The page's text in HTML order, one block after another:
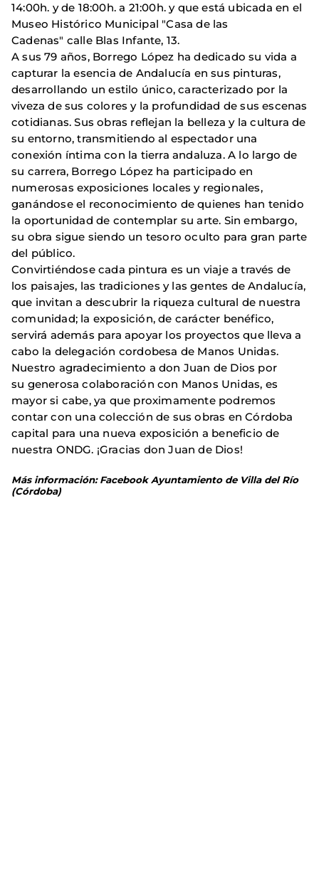
14:00h. y de 18:00h. a 21:00h. y que está ubicada en el
Museo Histórico Municipal "Casa de las
Cadenas" calle Blas Infante, 13.
A sus 79 años, Borrego López ha dedicado su vida a
capturar la esencia de Andalucía en sus pinturas,
desarrollando un estilo único, caracterizado por la
viveza de sus colores y la profundidad de sus escenas
cotidianas. Sus obras reflejan la belleza y la cultura de
su entorno, transmitiendo al espectador una
conexión íntima con la tierra andaluza. A lo largo de
su carrera, Borrego López ha participado en
numerosas exposiciones locales y regionales,
ganándose el reconocimiento de quienes han tenido
la oportunidad de contemplar su arte. Sin embargo,
su obra sigue siendo un tesoro oculto para gran parte
del público.
Convirtiéndose cada pintura es un viaje a través de
los paisajes, las tradiciones y las gentes de Andalucía,
que invitan a descubrir la riqueza cultural de nuestra
comunidad; la exposición, de carácter benéfico,
servirá además para apoyar los proyectos que lleva a
cabo la delegación cordobesa de Manos Unidas.
Nuestro agradecimiento a don Juan de Dios por
su generosa colaboración con Manos Unidas, es
mayor si cabe, ya que proximamente podremos
contar con una colección de sus obras en Córdoba
capital para una nueva exposición a beneficio de
nuestra ONDG. ¡Gracias don Juan de Dios!
Más información: Facebook Ayuntamiento de Villa del Río
(Córdoba)